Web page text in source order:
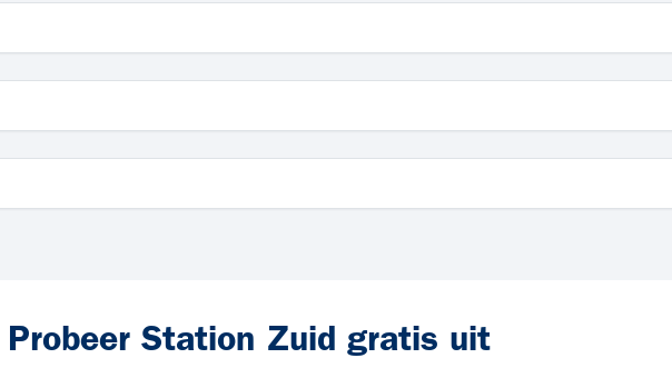
Probeer Station Zuid gratis uit